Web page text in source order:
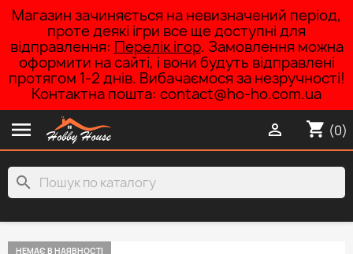
Магазин зачиняється на невизначений період,
проте деякі ігри все ще доступні для
відправлення: Перелік ігор. Замовлення можна
оформити на сайті, і вони будуть відправлені
протягом 1-2 днів. Вибачаємося за незручності!
Контактна пошта: contact@ho-ho.com.ua
 shopping_cart (0)

search
НЕМАЄ В НАЯВНОСТІ